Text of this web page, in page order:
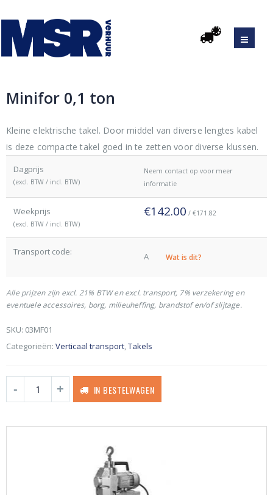
Minifor 0,1 ton
Kleine elektrische takel. Door middel van diverse lengtes kabel
is deze compacte takel goed in te zetten voor diverse klussen.
Dagprijs
(excl. BTW / incl. BTW)
Neem contact op voor meer
informatie
Weekprijs
(excl. BTW / incl. BTW)
€142.00 / €171.82
Transport code: A Wat is dit?
Alle prijzen zijn excl. 21% BTW en excl. transport, 7% verzekering en
eventuele accessoires, borg, milieuheffing, brandstof en/of slijtage.
SKU: 03MF01
Categorieën: Verticaal transport Takels
IN BESTELWAGEN